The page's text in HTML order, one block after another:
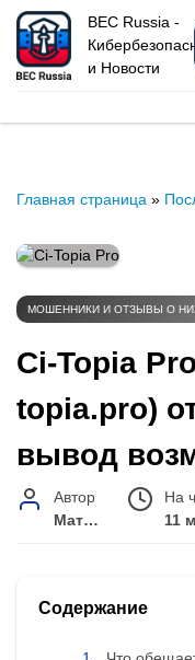
BEC Russia -
и Новости
Главная страница »
МОШЕННИКИ И ОТЗЫВЫ О
Ci-Topia
topia.pro)
вывод
Автор
Матвей Иванов
Содержание